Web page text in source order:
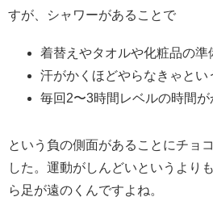
すが、シャワーがあることで
着替えやタオルや化粧品の準
汗がかくほどやらなきゃとい
毎回2〜3時間レベルの時間が
という負の側面があることにチョ
した。運動がしんどいというより
ら足が遠のくんですよね。